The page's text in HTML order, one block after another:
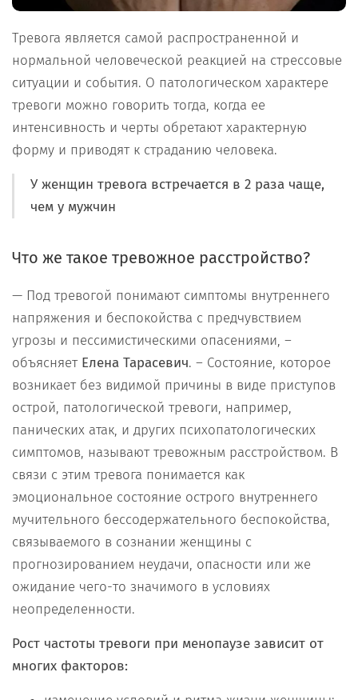
Тревога является самой распространенной и
нормальной человеческой реакцией на стрессовые
ситуации и события. О патологическом характере
тревоги можно говорить тогда, когда ее
интенсивность и черты обретают характерную
форму и приводят к страданию человека.
У женщин тревога встречается в 2 раза чаще,
чем у мужчин
Что же такое тревожное расстройство?
— Под тревогой понимают симптомы внутреннего
напряжения и беспокойства с предчувствием
угрозы и пессимистическими опасениями, –
объясняет Елена Тарасевич. – Состояние, которое
возникает без видимой причины в виде приступов
острой, патологической тревоги, например,
панических атак, и других психопатологических
симптомов, называют тревожным расстройством. В
связи с этим тревога понимается как
эмоциональное состояние острого внутреннего
мучительного бессодержательного беспокойства,
связываемого в сознании женщины с
прогнозированием неудачи, опасности или же
ожидание чего-то значимого в условиях
неопределенности.
Рост частоты тревоги при менопаузе зависит от
многих факторов: